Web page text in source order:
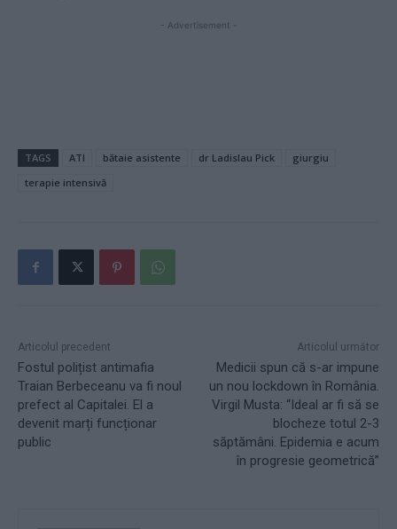
- Advertisement -
TAGS ATI bătaie asistente dr Ladislau Pick
giurgiu
terapie intensivă
Articolul precedent
Fostul polițist antimafia
Traian Berbeceanu va fi noul
prefect al Capitalei. El a
devenit marți funcționar
public
Articolul următor
Medicii spun că s-ar impune
un nou lockdown în România.
Virgil Musta: “Ideal ar fi să se
blocheze totul 2-3
săptămâni. Epidemia e acum
în progresie geometrică”